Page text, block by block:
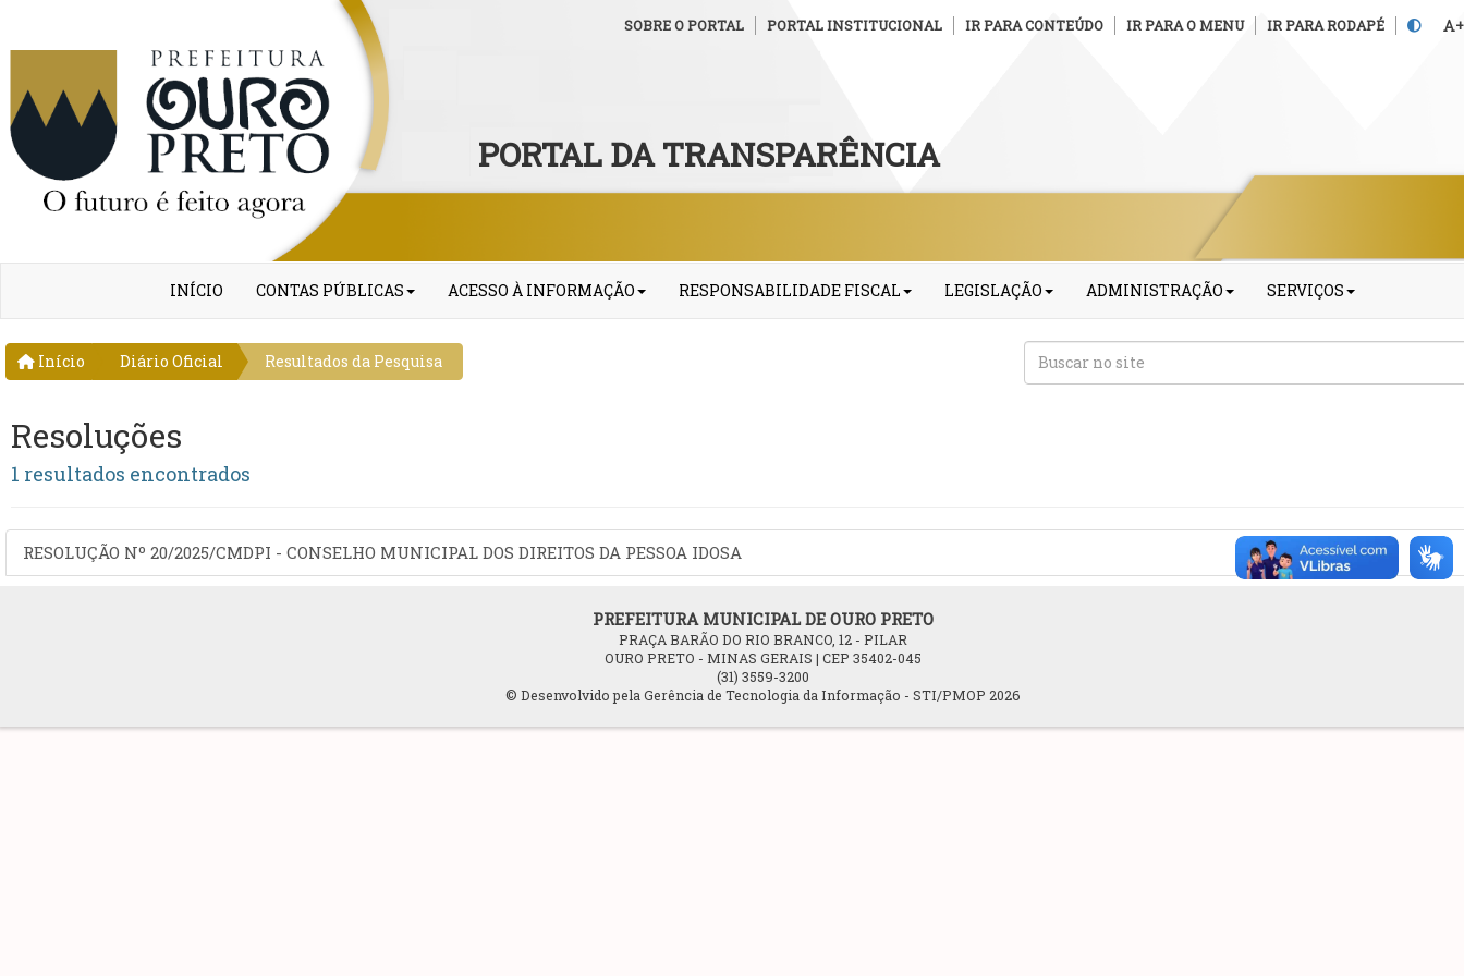
SOBRE O PORTAL PORTAL INSTITUCIONAL IR PARA CONTEÚDO IR PARA O MENU IR PARA RODAPÉ +
PORTAL DA TRANSPARÊNCIA
INÍCIO CONTAS PÚBLICAS ACESSO À INFORMAÇÃO RESPONSABILIDADE FISCAL LEGISLAÇÃO ADMINISTRAÇÃO SERVIÇOS
Início Diário Oficial Resultados da Pesquisa
Resoluções
1 resultados encontrados
RESOLUÇÃO Nº 20/2025/CMDPI - CONSELHO MUNICIPAL DOS DIREITOS DA PESSOA IDOSA
PREFEITURA MUNICIPAL DE OURO PRETO
PRAÇA BARÃO DO RIO BRANCO, 12 - PILAR
OURO PRETO - MINAS GERAIS | CEP 35402-045
(31) 3559-3200
© Desenvolvido pela Gerência de Tecnologia da Informação - STI/PMOP 2026